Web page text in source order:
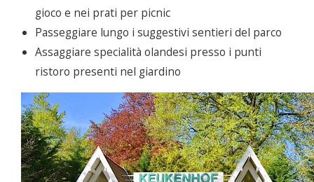
gioco e nei prati per picnic
Passeggiare lungo i suggestivi sentieri del parco
Assaggiare specialità olandesi presso i punti
ristoro presenti nel giardino